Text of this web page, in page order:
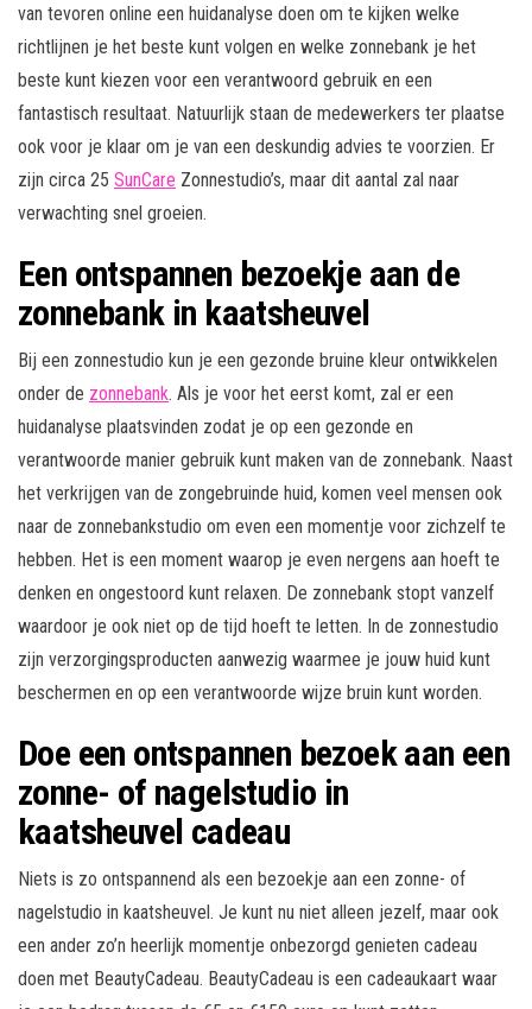
van tevoren online een huidanalyse doen om te kijken welke
richtlijnen je het beste kunt volgen en welke zonnebank je het
beste kunt kiezen voor een verantwoord gebruik en een
fantastisch resultaat. Natuurlijk staan de medewerkers ter plaatse
ook voor je klaar om je van een deskundig advies te voorzien. Er
zijn circa 25 SunCare Zonnestudio’s, maar dit aantal zal naar
verwachting snel groeien.
Een ontspannen bezoekje aan de
zonnebank in kaatsheuvel
Bij een zonnestudio kun je een gezonde bruine kleur ontwikkelen
onder de zonnebank. Als je voor het eerst komt, zal er een
huidanalyse plaatsvinden zodat je op een gezonde en
verantwoorde manier gebruik kunt maken van de zonnebank. Naast
het verkrijgen van de zongebruinde huid, komen veel mensen ook
naar de zonnebankstudio om even een momentje voor zichzelf te
hebben. Het is een moment waarop je even nergens aan hoeft te
denken en ongestoord kunt relaxen. De zonnebank stopt vanzelf
waardoor je ook niet op de tijd hoeft te letten. In de zonnestudio
zijn verzorgingsproducten aanwezig waarmee je jouw huid kunt
beschermen en op een verantwoorde wijze bruin kunt worden.
Doe een ontspannen bezoek aan een
zonne- of nagelstudio in
kaatsheuvel cadeau
Niets is zo ontspannend als een bezoekje aan een zonne- of
nagelstudio in kaatsheuvel. Je kunt nu niet alleen jezelf, maar ook
een ander zo’n heerlijk momentje onbezorgd genieten cadeau
doen met BeautyCadeau. BeautyCadeau is een cadeaukaart waar